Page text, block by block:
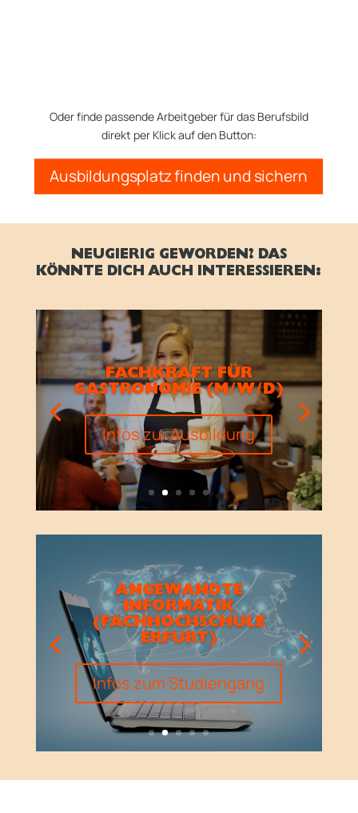
Oder finde passende Arbeitgeber für das Berufsbild
direkt per Klick auf den Button:
Ausbildungsplatz finden und sichern
NEUGIERIG GEWORDEN? DAS
KÖNNTE DICH AUCH INTERESSIEREN:
FACHKRAFT FÜR
GASTRONOMIE (M/W/D)
Infos zur Ausbildung
ANGEWANDTE
INFORMATIK
(FACHHOCHSCHULE
ERFURT)
Infos zum Studiengang